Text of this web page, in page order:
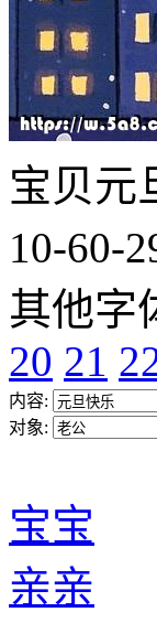
宝贝元
10-60-
其他字
20 21
内容:
对象:
宝宝
亲亲